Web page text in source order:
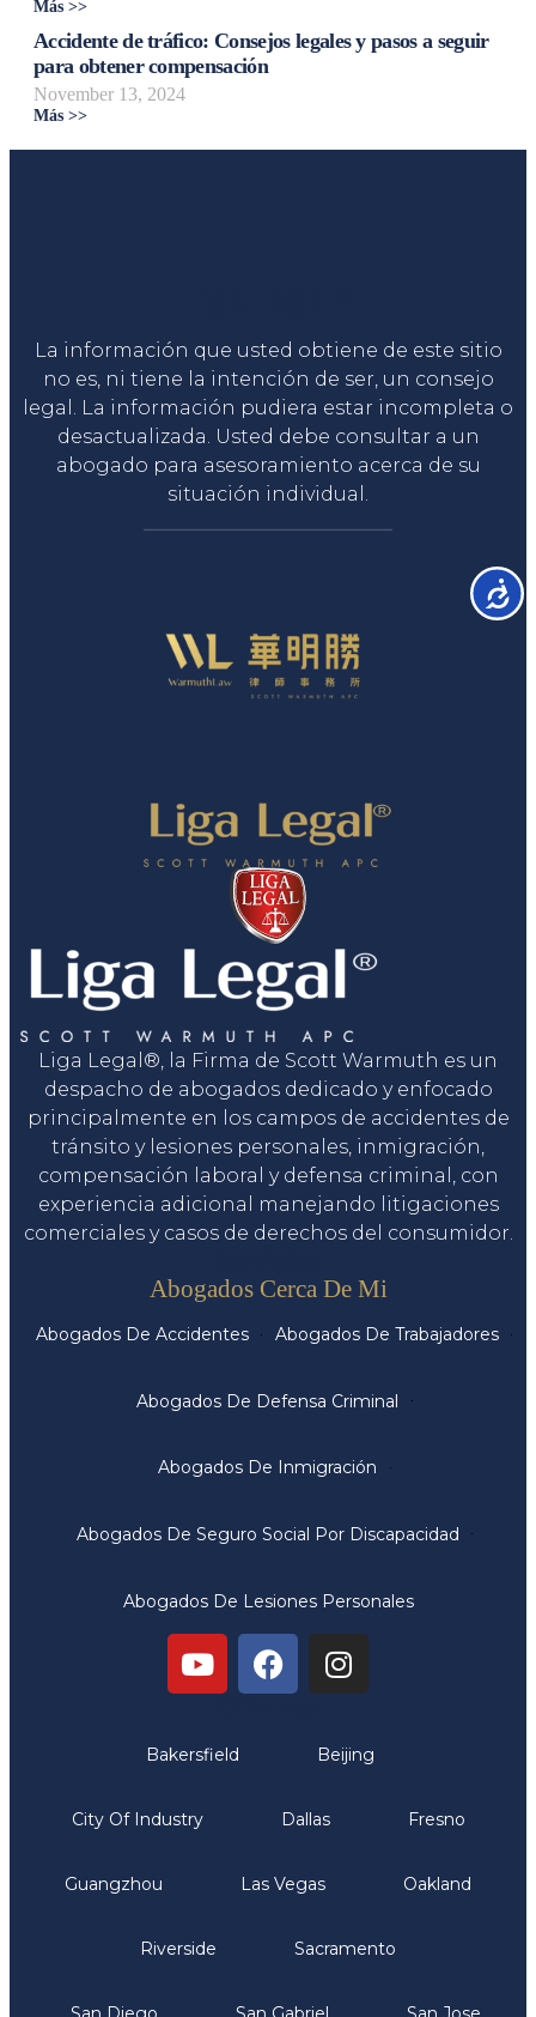
Más >>
Accidente de tráfico: Consejos legales y pasos a seguir
para obtener compensación
November 13, 2024
Más >>
La información que usted obtiene de este sitio
no es, ni tiene la intención de ser, un consejo
legal. La información pudiera estar incompleta o
desactualizada. Usted debe consultar a un
abogado para asesoramiento acerca de su
situación individual.
Liga Legal®, la Firma de Scott Warmuth es un
despacho de abogados dedicado y enfocado
principalmente en los campos de accidentes de
tránsito y lesiones personales, inmigración,
compensación laboral y defensa criminal, con
experiencia adicional manejando litigaciones
comerciales y casos de derechos del consumidor.
Abogados Cerca De Mi
Abogados De Accidentes Abogados De Trabajadores
Abogados De Defensa Criminal
Abogados De Inmigración
Abogados De Seguro Social Por Discapacidad
Abogados De Lesiones Personales
Bakersfield Beijing
City Of Industry Dallas Fresno
Guangzhou Las Vegas Oakland
Riverside Sacramento